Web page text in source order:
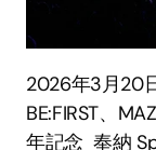
2026年3月20
BE:FIRST、
年記念  奉納